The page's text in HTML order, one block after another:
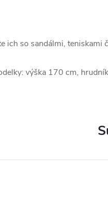
ich so sandálmi, teniskami
výška 170 cm,